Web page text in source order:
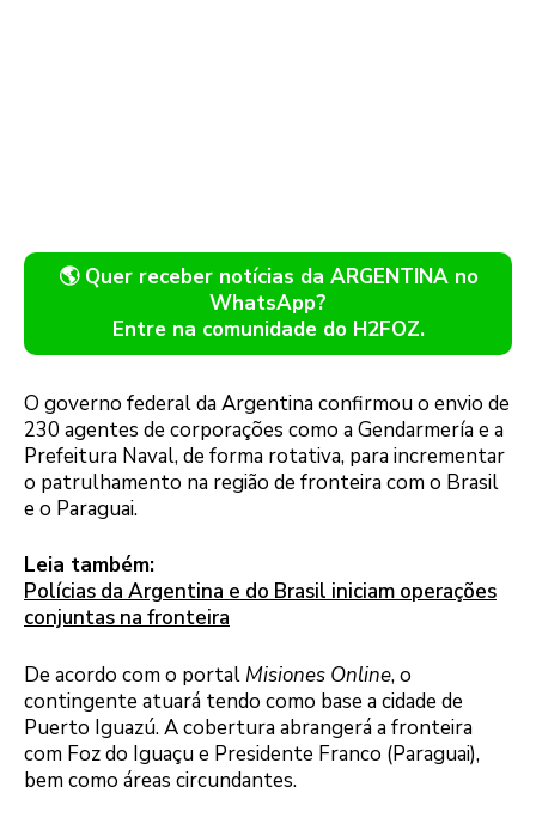
🌎 Quer receber notícias da ARGENTINA no
WhatsApp?
Entre na comunidade do H2FOZ.
O governo federal da Argentina confirmou o envio de
230 agentes de corporações como a Gendarmería e a
Prefeitura Naval, de forma rotativa, para incrementar
o patrulhamento na região de fronteira com o Brasil
e o Paraguai.
Leia também:
Polícias da Argentina e do Brasil iniciam operações
conjuntas na fronteira
De acordo com o portal Misiones Online, o
contingente atuará tendo como base a cidade de
Puerto Iguazú. A cobertura abrangerá a fronteira
com Foz do Iguaçu e Presidente Franco (Paraguai),
bem como áreas circundantes.